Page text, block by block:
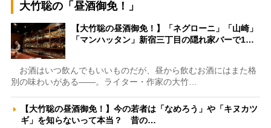
大竹聡の「昼酒御免！」
【大竹聡の昼酒御免！】「ネグローニ」「山崎」
「マンハッタン」新宿三丁目の隠れ家バーで1…
お酒はいつ飲んでもいいものだが、昼から飲むお酒にはまた格
別の味わいがある――。ライター・作家の大竹…
【大竹聡の昼酒御免！】今の若者は「なめろう」や「キヌカツ
ギ」を知らないって本当？ 昔の…